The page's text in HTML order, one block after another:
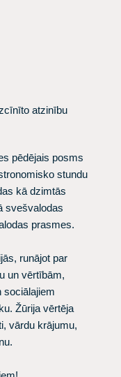
atzinību
pēdējais posms
stundu
kā dzimtās
svešvalodas
prasmes.
runājot par
un vērtībām,
sociālajiem
Žūrija vērtēja
vārdu krājumu,